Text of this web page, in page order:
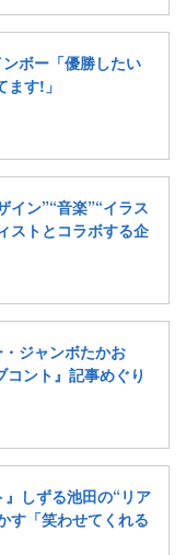
ンボー「優勝したい
す!」
イン”“音楽”“イラス
ストとコラボする企
ジャンボたかお
コント』記事めぐり
しずる池田の“リア
す「笑わせてくれる